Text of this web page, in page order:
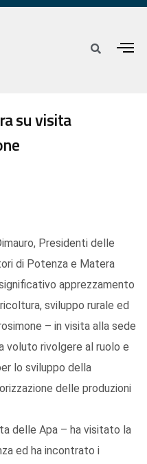
su visita
Presidenti delle
di Potenza e Matera
apprezzamento
sviluppo rurale ed
– in visita alla sede
voluto rivolgere al ruolo e
lo sviluppo della
delle produzioni
delle Apa – ha visitato la
ed ha incontrato i